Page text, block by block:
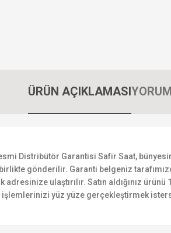
ÜRÜN AÇIKLAMASI
Distribütör Garantisi Safir Saat,
gönderilir. Garanti belgeniz
ulaştırılır. Satın aldığınız
yüz yüze gerçekleştirmek